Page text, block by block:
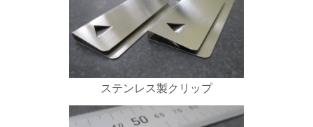
ステンレス製クリップ